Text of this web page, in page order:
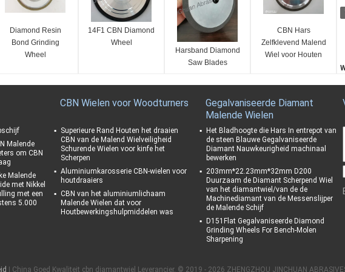
Diamond Resin
Bond Grinding
Wheel
14F1 CBN Diamond
Wheel
Harsband Diamond
Saw Blades
CBN Hars
Zelfklevend Malend
Wiel voor Houten
Malende
om CBN
Malende
met Nikkel
met een
5.000
CBN Wielen voor Woodturners
Superieure Rand Houten het draaien
CBN van de Malend Wielveiligheid
Schurende Wielen voor kinfe het
Scherpen
Aluminiumkarosserie CBN-wielen voor
houtdraaiers
CBN van het aluminiumlichaam
Malende Wielen dat voor
Houtbewerkingshulpmiddelen was
Gegalvaniseerde Diamant
Malende Wielen
Het Bladhoogte die Hars In entrepot van
de steen Blauwe Gegalvaniseerde
Diamant Nauwkeurigheid machinaal
bewerken
203mm*22.23mm*32mm D200
Duurzaam de Diamant Scherpend Wiel
van het diamantwiel/van de de
Machinediamant van de Messenslijper
de Malende Schijf
D151Flat Gegalvaniseerde Diamond
Grinding Wheels For Bench-Molen
Sharpening
| China Goed Kwaliteit cbn diamantwiel Leverancier. © 2019 - 2026 ZHENGZHOU JINCHUAN